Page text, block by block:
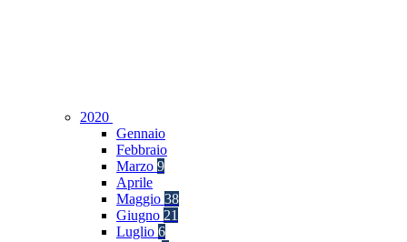
2020
Gennaio
Febbraio
Marzo 9
Aprile
Maggio 38
Giugno 21
Luglio 6